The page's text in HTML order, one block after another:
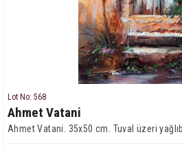
Lot No: 568
Ahmet Vatani
Ahmet Vatani. 35x50 cm. Tuval üzeri